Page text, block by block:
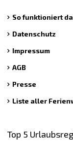
So funktioniert
Datenschutz
Impressum
AGB
Presse
Liste aller
Top 5